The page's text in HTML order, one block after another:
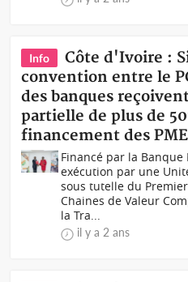
Info
Côte d'Ivoire :
convention entre le
des banques
partielle de plus de
financement des PME
Financé par la
exécution par une
sous tutelle du
Chaines de Valeur
la Tra...
il y a 2 ans